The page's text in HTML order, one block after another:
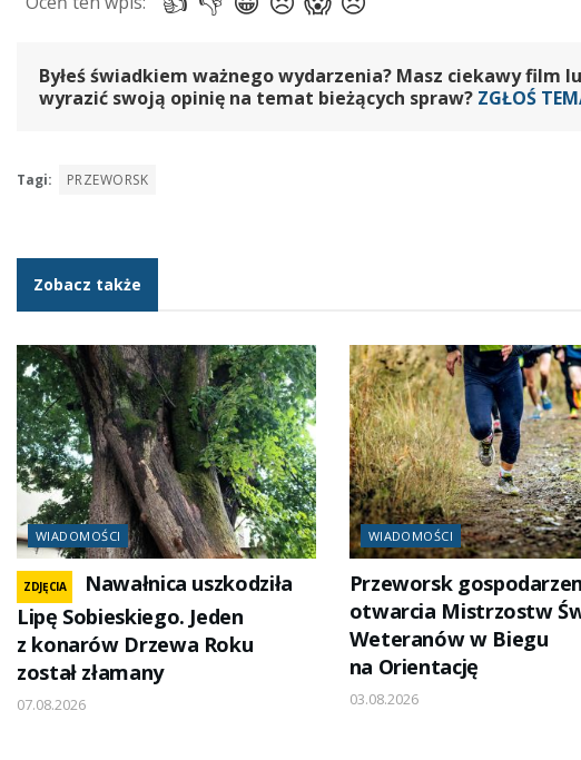
Byłeś świadkiem ważnego wydarzenia? Masz ciekawy film
wyrazić swoją opinię na temat bieżących spraw? ZGŁOŚ
Tagi: PRZEWORSK
Zobacz także
WIADOMOŚCI
ZDJĘCIA
Nawałnica uszkodziła
Lipę Sobieskiego. Jeden
z konarów Drzewa Roku
został złamany
07.08.2026
WIADOMOŚCI
Przeworsk
otwarcia Mistrzostw
Weteranów w Biegu
na Orientację
03.08.2026